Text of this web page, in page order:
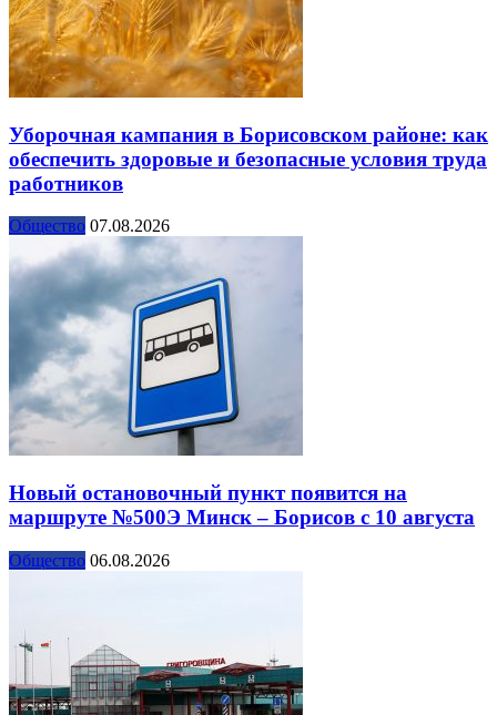
Уборочная кампания в Борисовском районе: как
обеспечить здоровые и безопасные условия труда
работников
Общество 07.08.2026
Новый остановочный пункт появится на
маршруте №500Э Минск – Борисов с 10 августа
Общество 06.08.2026